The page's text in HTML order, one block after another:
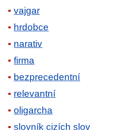
vajgar
hrdobce
narativ
firma
bezprecedentní
relevantní
oligarcha
slovník cizích slov